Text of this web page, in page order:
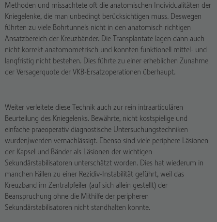
Methoden und missachtete oft die anatomischen Individualitäten der
Kniegelenke, die man unbedingt berücksichtigen muss. Deswegen
führten zu viele Bohrtunnels nicht in den anatomisch richtigen
Ansatzbereich der Kreuzbänder. Die Transplantate lagen dann auch
nicht korrekt anatomometrisch und konnten funktionell mittel- und
langfristig nicht bestehen. Dies führte zu einer erheblichen Zunahme
der Versagerquote der VKB-Ersatzoperationen überhaupt.
Weiter verleitete diese Technik auch zur rein intraarticulären
Beurteilung des Kniegelenks. Bewährte, nicht kostspielige und
einfache praeoperativ diagnostische Untersuchungstechniken
wurden/werden vernachlässigt. Ebenso sind viele periphere Läsionen
der Kapsel und Bänder als Läsionen der wichtigen
Sekundärstabilisatoren unterschätzt worden. Dies hat wiederum in
manchen Fällen zu einer Rezidiv-Instabilität geführt, weil das
Kreuzband im Zentralpfeiler (auf sich allein gestellt) der
Beanspruchung ohne die Mithilfe der peripheren
Sekundärstabilisatoren nicht standhalten konnte.